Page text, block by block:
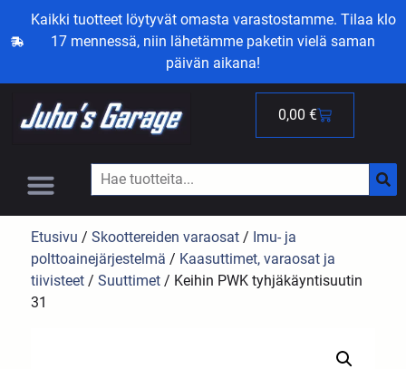
Kaikki tuotteet löytyvät omasta varastostamme. Tilaa klo
17 mennessä, niin lähetämme paketin vielä saman
päivän aikana!
0,00 €
Etusivu /Skoottereiden varaosat / Imu- ja
polttoainejärjestelmä / Kaasuttimet, varaosat ja
tiivisteet /Suuttimet / Keihin PWK tyhjäkäyntisuutin
31